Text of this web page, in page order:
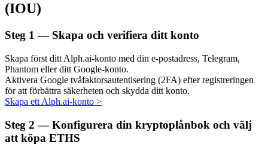
Kryptostödd lånetjänst
Auto Invest
(IOU)
Steg 1 — Skapa och verifiera ditt konto
Skapa först ditt Alph.ai-konto med din e-postadress, Telegram,
Phantom eller ditt Google-konto.
Aktivera Google tvåfaktorsautentisering (2FA) efter registreringen
för att förbättra säkerheten och skydda ditt konto.
Skapa ett Alph.ai-konto >
Steg 2 — Konfigurera din kryptoplånbok och välj
att köpa ETHS